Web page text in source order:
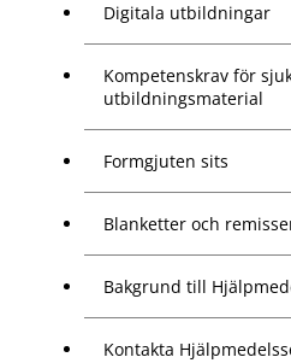
Digitala utbildningar
Kompetenskrav för
utbildningsmaterial
Formgjuten sits
Blanketter och
Bakgrund till
Kontakta